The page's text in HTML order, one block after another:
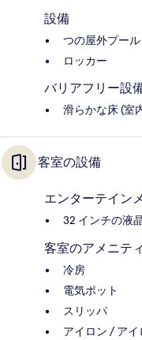
設備
つの屋外プール
ロッカー
バリアフリー設
滑らかな床 (室
客室の設備
エンターテイン
32 インチの液
客室のアメニティ
冷房
電気ポット
スリッパ
アイロン / アイ